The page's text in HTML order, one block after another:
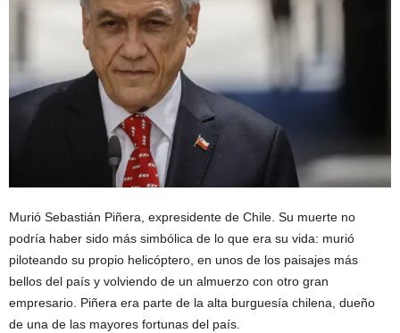
Murió Sebastián Piñera, expresidente de Chile. Su muerte no
podría haber sido más simbólica de lo que era su vida: murió
piloteando su propio helicóptero, en unos de los paisajes más
bellos del país y volviendo de un almuerzo con otro gran
empresario. Piñera era parte de la alta burguesía chilena, dueño
de una de las mayores fortunas del país.